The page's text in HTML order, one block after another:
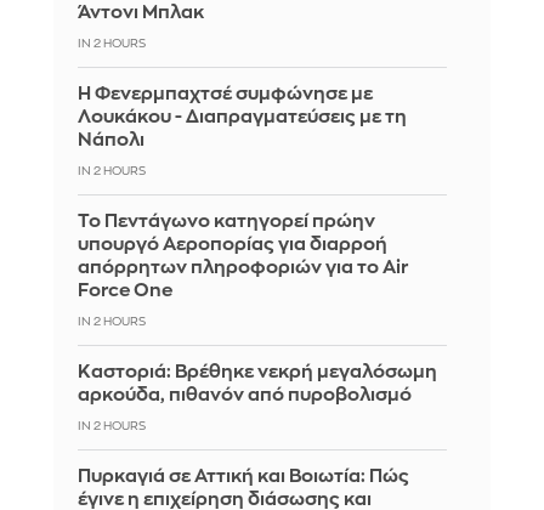
Άντονι Μπλακ
IN 2 HOURS
Η Φενερμπαχτσέ συμφώνησε με
Λουκάκου - Διαπραγματεύσεις με τη
Νάπολι
IN 2 HOURS
Το Πεντάγωνο κατηγορεί πρώην
υπουργό Αεροπορίας για διαρροή
απόρρητων πληροφοριών για το Air
Force One
IN 2 HOURS
Καστοριά: Βρέθηκε νεκρή μεγαλόσωμη
αρκούδα, πιθανόν από πυροβολισμό
IN 2 HOURS
Πυρκαγιά σε Αττική και Βοιωτία: Πώς
έγινε η επιχείρηση διάσωσης και